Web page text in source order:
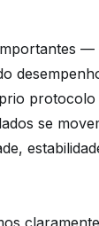
—
protocolo
se